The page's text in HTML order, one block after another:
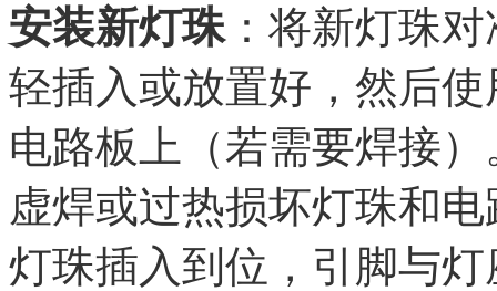
安装新灯珠：将新灯珠
轻插入或放置好，然后
电路板上（若需要焊接
虚焊或过热损坏灯珠和
灯珠插入到位，引脚与